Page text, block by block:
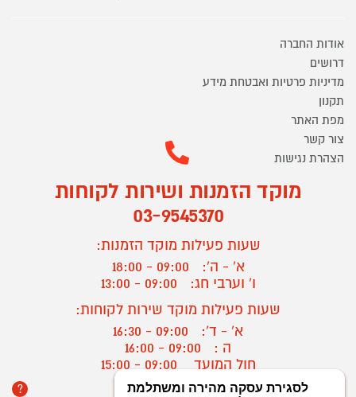
אודות החברה
דרושים
מדיניות פרטיות ואבטחת מידע
תקנון
מפת האתר
צור קשר
הצהרת נגישות
מוקד הזמנות ושירות לקוחות
03-9545370
שעות פעילות מוקד הזמנות:
א' - ה':
09:00 - 18:00
ו' וערבי חג:
09:00 - 13:00
שעות פעילות מוקד שירות לקוחות:
א' - ד':
09:00 - 16:30
ה :
09:00 - 16:00
חול המועד
? יצירת קשר/ביטול הזמנה